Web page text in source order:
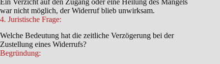
Ein Verzicht auf den Zugang oder eine Heilung des Mangels
war nicht möglich, der Widerruf blieb unwirksam.
4. Juristische Frage:
Welche Bedeutung hat die zeitliche Verzögerung bei der
Zustellung eines Widerrufs?
Begründung: